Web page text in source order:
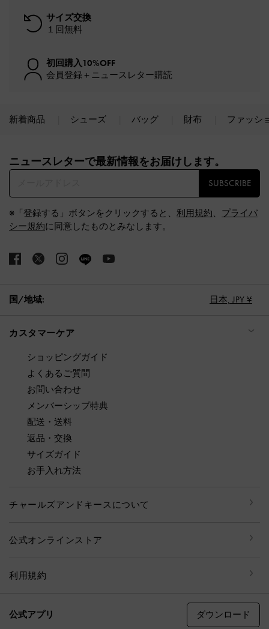
サイズ交換
１回無料
初回購入10%OFF
会員登録＋ニュースレター購読
新着商品 シューズ バッグ 財布 ファッシ
ニュースレターで最新情報をお届けします。​
SUBSCRIBE
※「登録する」ボタンをクリックすると、 利用規約、 プライバ
シー規約に同意したものとみなします。
国/地域: 日本, JPY ¥
カスタマーケア
ショッピングガイド
よくあるご質問
お問い合わせ
メンバーシップ特典
配送・送料
返品・交換
サイズガイド
お手入れ方法
チャールズアンドキースについて
公式オンラインストア
利用規約
公式アプリ ダウンロード